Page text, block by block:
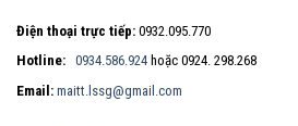
Điện thoại trực tiếp: 0932.095.770
Hotline: 0934.586.924 hoặc 0924. 298.268
Email: maitt.lssg@gmail.com